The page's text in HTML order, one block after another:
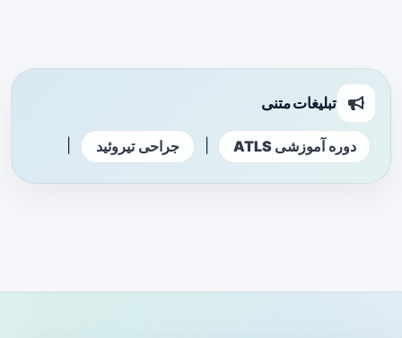
تبلیغات متنی
دوره آموزشی ATLS جراحی تیروئید